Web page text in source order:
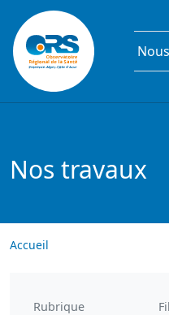
Aller au contenu principal
Nos travaux
Accueil
Rubrique